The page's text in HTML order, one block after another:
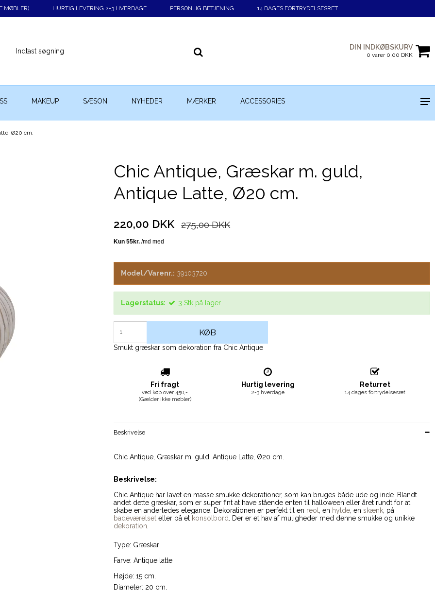
MØBLER) HURTIG LEVERING 2-3 HVERDAGE PERSONLIG BETJENING 14 DAGES FORTRYDELSESRET
DIN INDKØBSKURV
0 varer 0,00 DKK
MAKEUP SÆSON NYHEDER MÆRKER ACCESSORIES
Ø20 cm.
Chic Antique, Græskar m. guld,
Antique Latte, Ø20 cm.
220,00 DKK 275,00 DKK
Model/Varenr.: 39103720
Lagerstatus: 3 Stk på lager
KØB
Smukt græskar som dekoration fra Chic Antique
Fri fragt
ved køb over 450,-
(Gælder ikke møbler)
Hurtig levering
2-3 hverdage
Returret
14 dages fortrydelsesret
Beskrivelse
Chic Antique, Græskar m. guld, Antique Latte, Ø20 cm.
Beskrivelse:
Chic Antique har lavet en masse smukke dekorationer, som kan bruges både ude og inde. Blandt
andet dette græskar, som er super fint at have stående enten til halloween eller året rundt for at
skabe en anderledes elegance. Dekorationen er perfekt til en reol , en hylde , en skænk , på
badeværelset eller på et konsolbord
. Der er et hav af muligheder med denne smukke og unikke
dekoration
Type: Græskar
Farve: Antique latte
Højde: 15 cm.
Diameter: 20 cm.